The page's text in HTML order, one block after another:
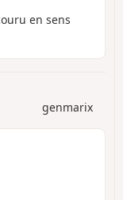
en sens
genmarix